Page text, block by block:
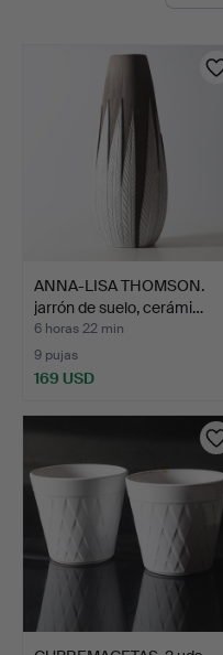
Andersson
Nyköping
ANNA-LISA THOMSON.
jarrón de suelo, cerámi…
6 horas 22 min
9 pujas
169 USD